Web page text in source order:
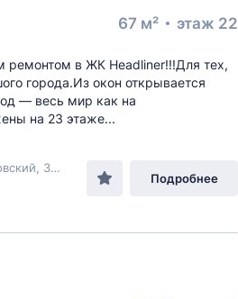
67 м² этаж 22
ремонтом в ЖК Headliner!!!Для тех,
города.Из окон открывается
— весь мир как на
на 23 этаже...
, 39к1
Подробнее